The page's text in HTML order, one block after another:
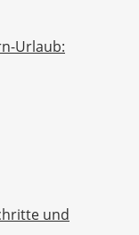
Urlaub:
und